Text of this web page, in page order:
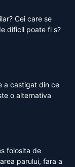
Cei care se
dificil poate fi s?
a castigat din ce
o alternativa
folosita de
parului, fara a